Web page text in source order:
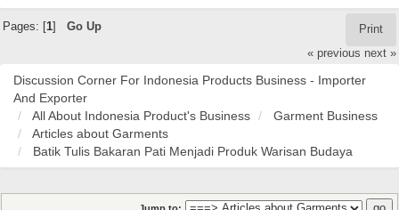
Print
Pages: [ 1] Go Up
« previous next »
Discussion Corner For Indonesia Products Business - Importer
And Exporter
All About Indonesia Product's Business
Garment Business
Articles about Garments
Batik Tulis Bakaran Pati Menjadi Produk Warisan Budaya